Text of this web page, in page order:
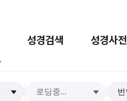
성경검색 성경사전